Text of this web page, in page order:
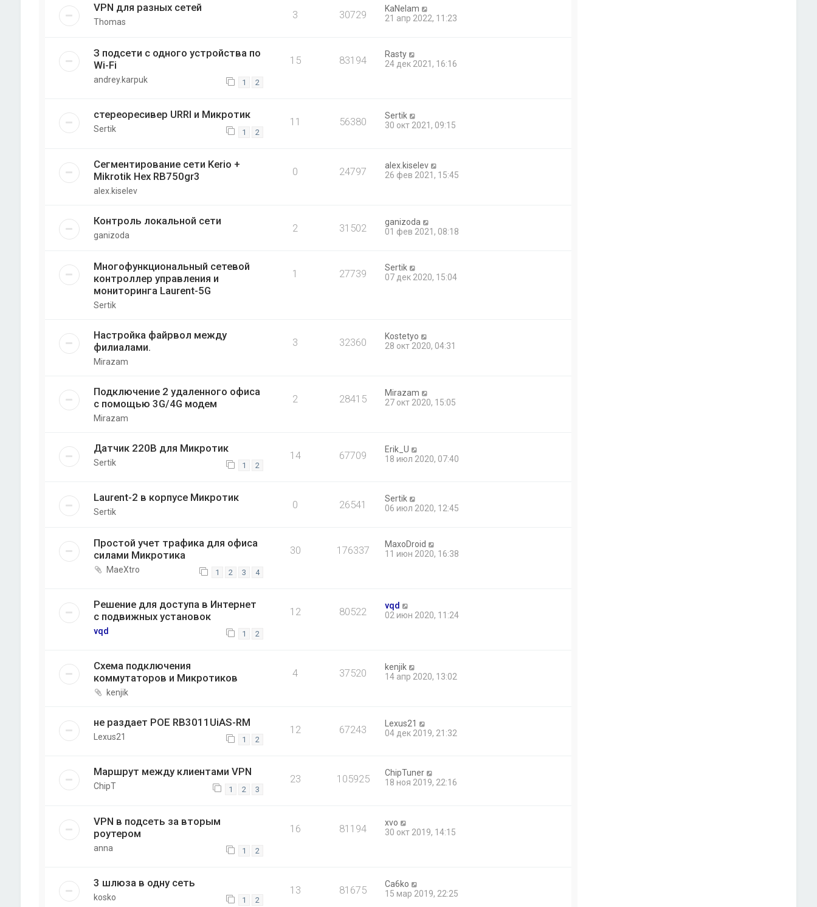
VPN для разных сетей
Thomas
3 30729
KaNelam
21 апр 2022, 11:23
З подсети с одного устройства по
Wi-Fi
andrey.karpuk 1 2
15 83194
Rasty
24 дек 2021, 16:16
стереоресивер URRI и Микротик
Sertik 1 2
11 56380
Sertik
30 окт 2021, 09:15
Сегментирование сети Kerio +
Mikrotik Hex RB750gr3
alex.kiselev
0 24797
alex.kiselev
26 фев 2021, 15:45
Контроль локальной сети
ganizoda
2 31502
ganizoda
01 фев 2021, 08:18
Многофункциональный сетевой
контроллер управления и
мониторинга Laurent-5G
Sertik
1 27739
Sertik
07 дек 2020, 15:04
Настройка файрвол между
филиалами.
Mirazam
3 32360
Kostetyo
28 окт 2020, 04:31
Подключение 2 удаленного офиса
с помощью 3G/4G модем
Mirazam
2 28415
Mirazam
27 окт 2020, 15:05
Датчик 220В для Микротик
Sertik 1 2
14 67709
Erik_U
18 июл 2020, 07:40
Laurent-2 в корпусе Микротик
Sertik
0 26541
Sertik
06 июл 2020, 12:45
Простой учет трафика для офиса
силами Микротика
MaeXtro 1 2 3 4
30 176337
MaxoDroid
11 июн 2020, 16:38
Решение для доступа в Интернет
с подвижных установок
vqd 1 2
12 80522
vqd
02 июн 2020, 11:24
Схема подключения
коммутаторов и Микротиков
kenjik
4 37520
kenjik
14 апр 2020, 13:02
не раздает POE RB3011UiAS-RM
Lexus21 1 2
12 67243
Lexus21
04 дек 2019, 21:32
Маршрут между клиентами VPN
ChipT 1 2 3
23 105925
ChipTuner
18 ноя 2019, 22:16
VPN в подсеть за вторым
роутером
anna 1 2
16 81194
xvo
30 окт 2019, 14:15
3 шлюза в одну сеть
kosko 1 2
13 81675
Ca6ko
15 мар 2019, 22:25